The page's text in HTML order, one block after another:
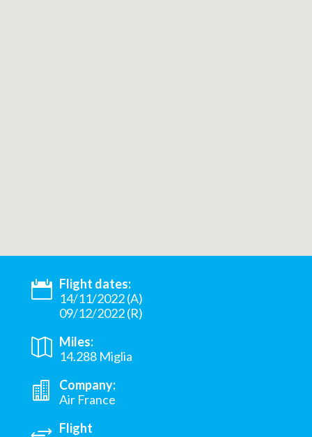
Flight dates:
14/11/2022 (A)
09/12/2022 (R)
Miles:
14.288 Miglia
Company:
Air France
Flight